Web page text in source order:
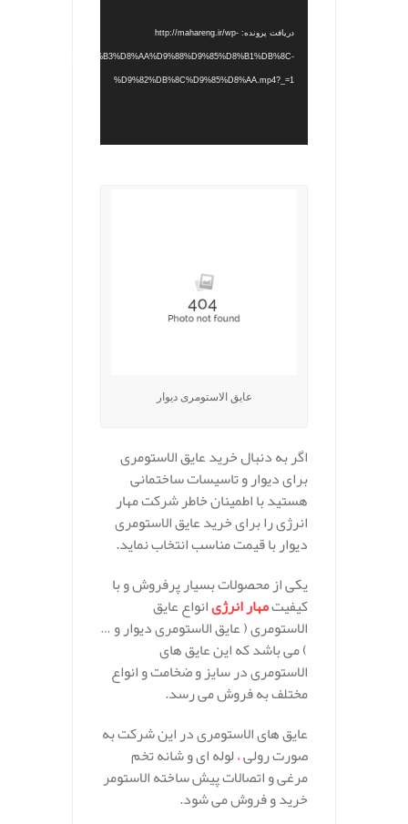
دریافت پرونده: http://mahareng.ir/wp-
%D9%82%DB%8C%D9%85%D8%AA.mp4?_=1
عایق الاستومری دیوار
اگر به دنبال خرید عایق الاستومری
برای دیوار و تاسیسات ساختمانی
هستید با اطمینان خاطر شرکت مهار
انرژی را برای خرید عایق الاستومری
دیوار با قیمت مناسب انتخاب نماید.
یکی از محصولات بسیار پرفروش و با
کیفیتمهار انرژیانواع عایق
الاستومری ( عایق الاستومری دیوار و …
) می باشد که این عایق های
الاستومری در سایز و ضخامت و انواع
مختلف به فروش می رسد.
عایق های الاستومری در این شرکت به
صورت رولی،لوله ای و شانه تخم
مرغی و اتصالات پیش ساخته الاستومر
خرید و فروش می شود.